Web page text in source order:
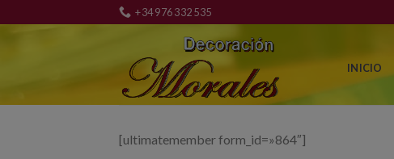
to
+34 976 332 535
INICIO
[ultimatemember form_id=»864″]